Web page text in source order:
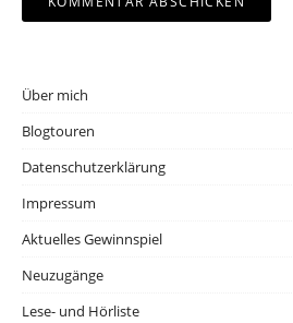
Über mich
Blogtouren
Datenschutzerklärung
Impressum
Aktuelles Gewinnspiel
Neuzugänge
Lese- und Hörliste